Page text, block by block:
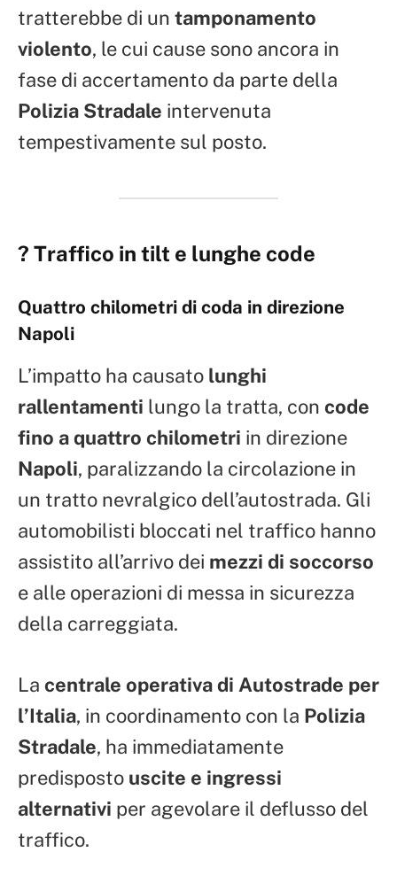
tratterebbe di un tamponamento
violento, le cui cause sono ancora in
fase di accertamento da parte della
Polizia Stradale intervenuta
tempestivamente sul posto.
? Traffico in tilt e lunghe code
Quattro chilometri di coda in direzione
Napoli
L’impatto ha causato lunghi
rallentamenti lungo la tratta, con code
fino a quattro chilometri in direzione
Napoli, paralizzando la circolazione in
un tratto nevralgico dell’autostrada. Gli
automobilisti bloccati nel traffico hanno
assistito all’arrivo dei mezzi di soccorso
e alle operazioni di messa in sicurezza
della carreggiata.
La centrale operativa di Autostrade per
l’Italia, in coordinamento con la Polizia
Stradale, ha immediatamente
predisposto uscite e ingressi
alternativi per agevolare il deflusso del
traffico.